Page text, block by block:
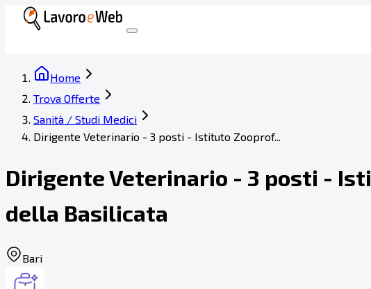
Home
Trova Offerte
Sanità / Studi Medici
Dirigente Veterinario - 3 posti - Istituto Zooprof...
Dirigente Veterinario - 3 posti -
della Basilicata
Bari